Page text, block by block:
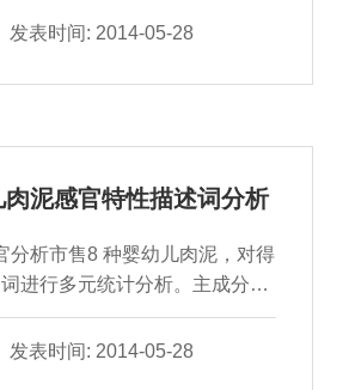
对...
表时间: 2014-05-28
泥感官特性描述词分析
分析市售8 种婴幼儿肉泥，对得
进行多元统计分析。主成分分
个 主成分的累计贡献率达
...
表时间: 2014-05-28